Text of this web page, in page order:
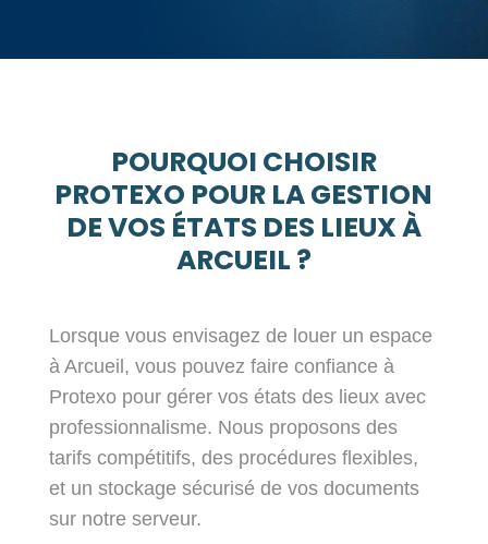
POURQUOI CHOISIR
PROTEXO POUR LA GESTION
DE VOS ÉTATS DES LIEUX À
ARCUEIL ?
Lorsque vous envisagez de louer un espace
à Arcueil, vous pouvez faire confiance à
Protexo pour gérer vos états des lieux avec
professionnalisme. Nous proposons des
tarifs compétitifs, des procédures flexibles,
et un stockage sécurisé de vos documents
sur notre serveur.